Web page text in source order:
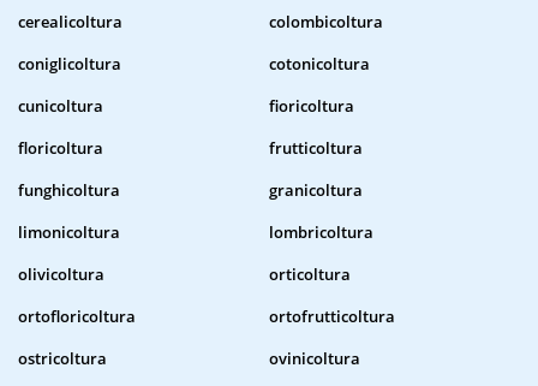
cerealicoltura
colombicoltura
coniglicoltura
cotonicoltura
cunicoltura
fioricoltura
floricoltura
frutticoltura
funghicoltura
granicoltura
limonicoltura
lombricoltura
olivicoltura
orticoltura
ortofloricoltura
ortofrutticoltura
ostricoltura
ovinicoltura